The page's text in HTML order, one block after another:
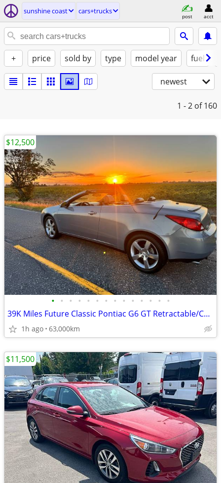
sunshine coast cars+trucks
post acct
+ price sold by type model year fuel
newest
1 - 2 of 160
• • • • • • • • • • • • • •
39K Miles Future Classic Pontiac G6 GT Retractable/Convertible 3.9 L
1h ago 63,000km
$12,500
$11,500